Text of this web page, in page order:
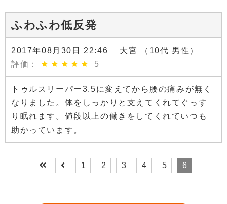
ふわふわ低反発
2017年08月30日 22:46 大宮 （10代 男性）
評価：
5
トゥルスリーパー3.5に変えてから腰の痛みが無く
なりました。体をしっかりと支えてくれてぐっす
り眠れます。値段以上の働きをしてくれていつも
助かっています。
1 2 3 4 5 6